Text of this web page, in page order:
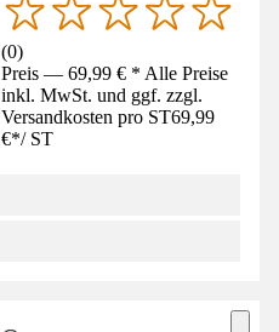
(0)
Preis — 69,99 € * Alle Preise
inkl. MwSt. und ggf. zzgl.
Versandkosten pro ST69,99
€*/ ST